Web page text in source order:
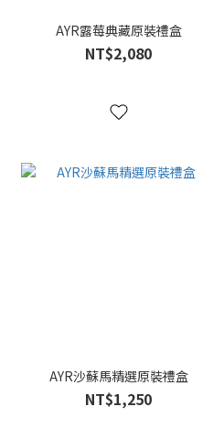
AYR露莓典藏原裝禮盒
NT$2,080
AYR沙蘇馬精選原裝禮盒
NT$1,250